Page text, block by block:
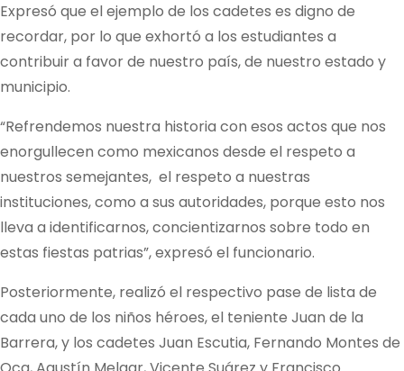
Expresó que el ejemplo de los cadetes es digno de
recordar, por lo que exhortó a los estudiantes a
contribuir a favor de nuestro país, de nuestro estado y
municipio.
“Refrendemos nuestra historia con esos actos que nos
enorgullecen como mexicanos desde el respeto a
nuestros semejantes, el respeto a nuestras
instituciones, como a sus autoridades, porque esto nos
lleva a identificarnos, concientizarnos sobre todo en
estas fiestas patrias”, expresó el funcionario.
Posteriormente, realizó el respectivo pase de lista de
cada uno de los niños héroes, el teniente Juan de la
Barrera, y los cadetes Juan Escutia, Fernando Montes de